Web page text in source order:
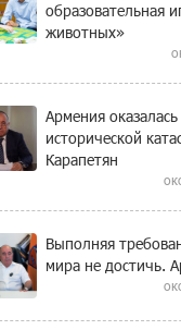
образовательная
животных»
Армения
исторической
Карапетян
Выполняя
мира не достичь.